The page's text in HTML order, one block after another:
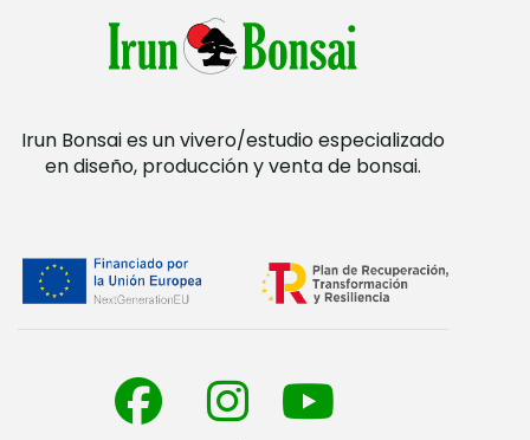
Irun Bonsai es un vivero/estudio especializado
en diseño, producción y venta de bonsai.